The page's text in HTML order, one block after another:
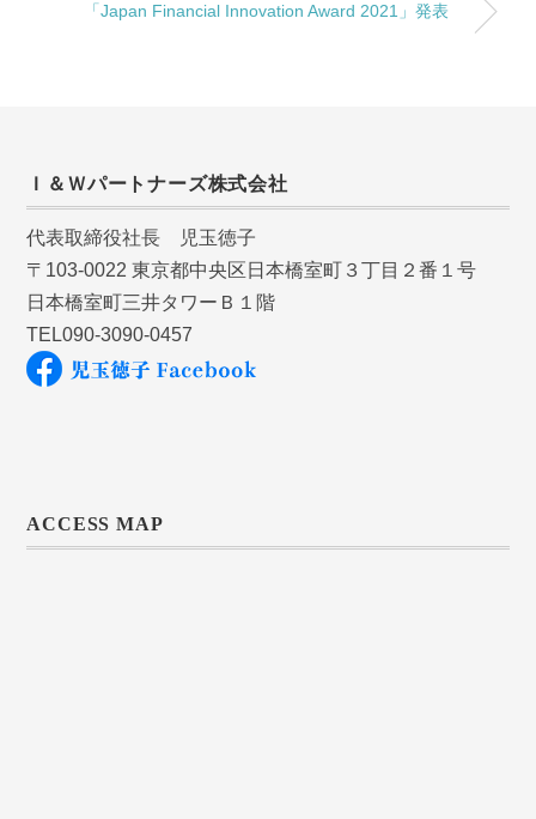
「Japan Financial Innovation Award 2021」発表
Ｉ＆Ｗパートナーズ株式会社
代表取締役社長 児玉徳子
〒103-0022 東京都中央区日本橋室町３丁目２番１号
日本橋室町三井タワーＢ１階
TEL090-3090-0457
ACCESS MAP